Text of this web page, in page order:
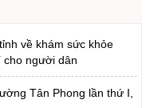
về khám sức khỏe
cho người dân
Tân Phong lần thứ I,